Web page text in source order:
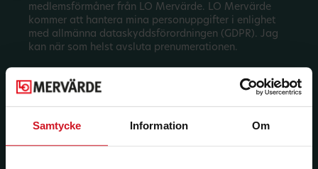
Samtycke Information Om
medlemsförmåner från LO Mervärde. LO Mervärde
kommer att hantera mina personuppgifter i enlighet
med allmänna dataskyddsförordningen (GDPR). Jag
kan när som helst avsluta prenumerationen.